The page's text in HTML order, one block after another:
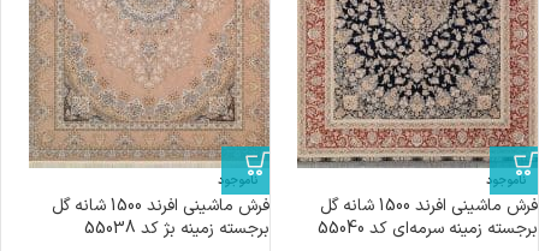
ناموجود
فرش ماشینی افرند 1500 شانه گل
برجسته زمینه سرمه‌ای کد 55040
ناموجود
فرش ماشینی افرند 1500 شانه گل
برجسته زمینه بژ کد 55038